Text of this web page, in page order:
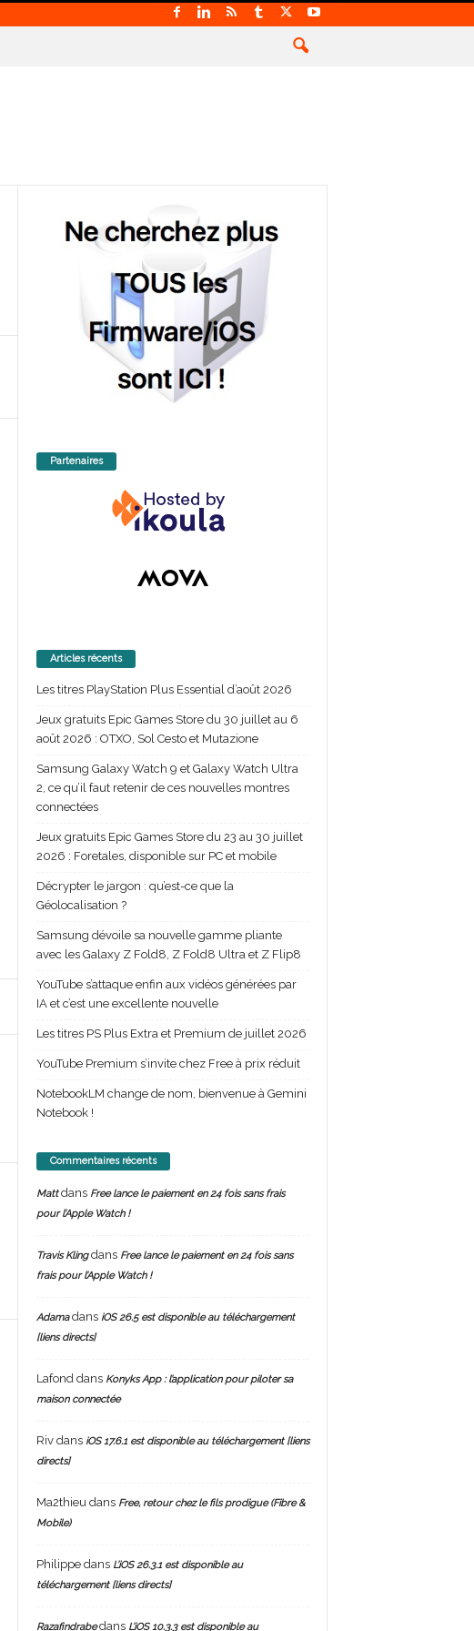
Partenaires
Articles récents
Les titres PlayStation Plus Essential d’août 2026
Jeux gratuits Epic Games Store du 30 juillet au 6
août 2026 : OTXO, Sol Cesto et Mutazione
Samsung Galaxy Watch 9 et Galaxy Watch Ultra
2, ce qu’il faut retenir de ces nouvelles montres
connectées
Jeux gratuits Epic Games Store du 23 au 30 juillet
2026 : Foretales, disponible sur PC et mobile
Décrypter le jargon : qu’est-ce que la
Géolocalisation ?
Samsung dévoile sa nouvelle gamme pliante
avec les Galaxy Z Fold8, Z Fold8 Ultra et Z Flip8
YouTube s’attaque enfin aux vidéos générées par
IA et c’est une excellente nouvelle
Les titres PS Plus Extra et Premium de juillet 2026
YouTube Premium s’invite chez Free à prix réduit
NotebookLM change de nom, bienvenue à Gemini
Notebook !
Commentaires récents
Mattdans Free lance le paiement en 24 fois sans frais
pour l’Apple Watch !
Travis Klingdans Free lance le paiement en 24 fois sans
frais pour l’Apple Watch !
Adamadans iOS 26.5 est disponible au téléchargement
[liens directs]
Lafond dans Konyks App : l’application pour piloter sa
maison connectée
Rivdans iOS 17.6.1 est disponible au téléchargement [liens
directs]
Ma2thieu dans Free, retour chez le fils prodigue (Fibre &
Mobile)
Philippedans L’iOS 26.3.1 est disponible au
téléchargement [liens directs]
Razafindrabedans L’iOS 10.3.3 est disponible au